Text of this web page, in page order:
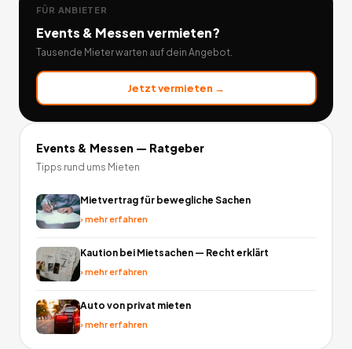
FÜR ANBIETER
Events & Messenvermieten?
Tausende Mieter warten auf dein Angebot.
Jetzt vermieten →
Events & Messen — Ratgeber
Tipps rund ums Mieten
Mietvertrag für bewegliche Sachen
›mehr erfahren
Kaution bei Mietsachen — Recht erklärt
›mehr erfahren
Auto von privat mieten
›mehr erfahren